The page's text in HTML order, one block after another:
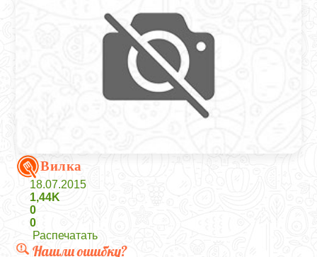
Вилка
18.07.2015
1,44K
0
0
Распечатать
Нашли ошибку?